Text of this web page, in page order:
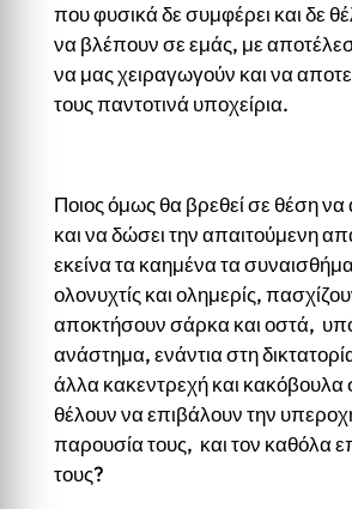
που φυσικά δε συμφέρει και δε
να βλέπουν σε εμάς, με
να μας χειραγωγούν και να
τους παντοτινά υποχείρια.
Ποιος όμως θα βρεθεί σε θέση να
και να δώσει την απαιτούμενη
εκείνα τα καημένα τα
ολονυχτίς και ολημερίς,
αποκτήσουν σάρκα και οστά,
ανάστημα, ενάντια στη
άλλα κακεντρεχή και
θέλουν να επιβάλουν την
παρουσία τους, και τον καθόλα
τους?